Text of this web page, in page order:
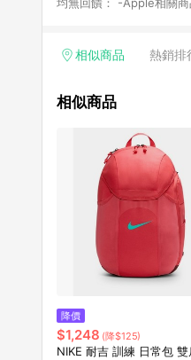
Yahoo超贈點回饋者 - 購
相似商品 熱銷排
相似商品
降價
$1,248 (降$125)
NIKE 耐吉 訓練 日常包 雙